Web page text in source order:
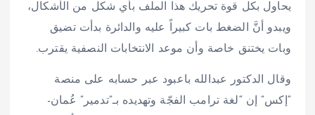
يحاول بكل قوة تحريك هذا الملف بأي شكل من الأشكال،
ويبدو أنَّ الضغط بات كبيراً عليه والدائرة بدأت تضيق
وبات يختنق خاصة وأن موعد الانتخابات النصفية يقترب.
وقال الدكتور عبدالله باعبود عبر حسابه على منصة
“إكس” إن “لغة ترامب الفجّة وتهديده بـ”تدمير” عُمان-